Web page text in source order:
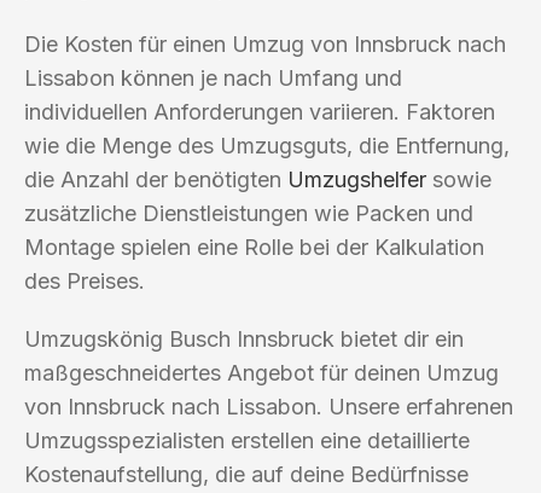
Die Kosten für einen Umzug von Innsbruck nach
Lissabon können je nach Umfang und
individuellen Anforderungen variieren. Faktoren
wie die Menge des Umzugsguts, die Entfernung,
die Anzahl der benötigten Umzugshelfer sowie
zusätzliche Dienstleistungen wie Packen und
Montage spielen eine Rolle bei der Kalkulation
des Preises.
Umzugskönig Busch Innsbruck bietet dir ein
maßgeschneidertes Angebot für deinen Umzug
von Innsbruck nach Lissabon. Unsere erfahrenen
Umzugsspezialisten erstellen eine detaillierte
Kostenaufstellung, die auf deine Bedürfnisse